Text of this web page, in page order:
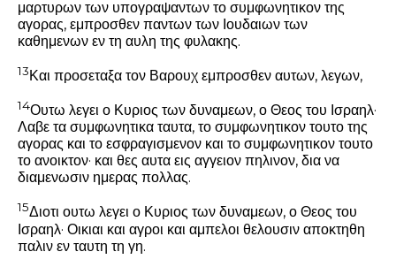
μαρτυρων των υπογραψαντων το συμφωνητικον της
αγορας, εμπροσθεν παντων των Ιουδαιων των
καθημενων εν τη αυλη της φυλακης.
13Και προσεταξα τον Βαρουχ εμπροσθεν αυτων, λεγων,
14Ουτω λεγει ο Κυριος των δυναμεων, ο Θεος του Ισραηλ·
Λαβε τα συμφωνητικα ταυτα, το συμφωνητικον τουτο της
αγορας και το εσφραγισμενον και το συμφωνητικον τουτο
το ανοικτον· και θες αυτα εις αγγειον πηλινον, δια να
διαμενωσιν ημερας πολλας.
15Διοτι ουτω λεγει ο Κυριος των δυναμεων, ο Θεος του
Ισραηλ· Οικιαι και αγροι και αμπελοι θελουσιν αποκτηθη
παλιν εν ταυτη τη γη.